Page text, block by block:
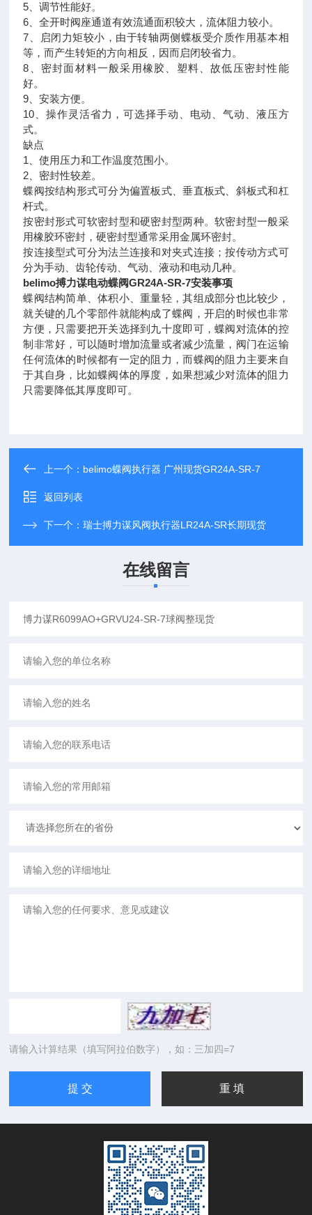
5、调节性能好。
6、全开时阀座通道有效流通面积较大，流体阻力较小。
7、启闭力矩较小，由于转轴两侧蝶板受介质作用基本相
等，而产生转矩的方向相反，因而启闭较省力。
8、密封面材料一般采用橡胶、塑料、故低压密封性能
好。
9、安装方便。
10、操作灵活省力，可选择手动、电动、气动、液压方
式。
缺点
1、使用压力和工作温度范围小。
2、密封性较差。
蝶阀按结构形式可分为偏置板式、垂直板式、斜板式和杠
杆式。
按密封形式可软密封型和硬密封型两种。软密封型一般采
用橡胶环密封，硬密封型通常采用金属环密封。
按连接型式可分为法兰连接和对夹式连接；按传动方式可
分为手动、齿轮传动、气动、液动和电动几种。
belimo搏力谋电动蝶阀GR24A-SR-7安装事项
蝶阀结构简单、体积小、重量轻，其组成部分也比较少，
就关键的几个零部件就能构成了蝶阀，开启的时候也非常
方便，只需要把开关选择到九十度即可，蝶阀对流体的控
制非常好，可以随时增加流量或者减少流量，阀门在运输
任何流体的时候都有一定的阻力，而蝶阀的阻力主要来自
于其自身，比如蝶阀体的厚度，如果想减少对流体的阻力
只需要降低其厚度即可。
上一个： belimo蝶阀执行器 广州现货GR24A-SR-7
返回列表
下一个：瑞士搏力谋风阀执行器LR24A-SR长期现货
在线留言
请输入计算结果（填写阿拉伯数字），如：三加四=7